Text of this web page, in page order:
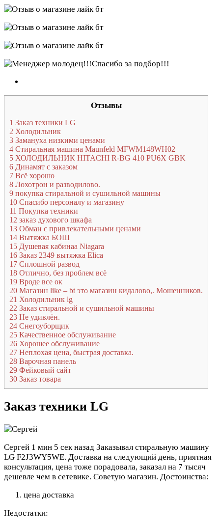
Отзывы
1 Заказ техники LG
2 Холодильник
3 Замануха низкими ценами
4 Стиральная машина Maunfeld MFWM148WH02
5 ХОЛОДИЛЬНИК HITACHI R-BG 410 PU6X GBK
6 Динамят с заказом
7 Всё хорошо
8 Лохотрон и разводилово.
9 покупка стиральной и сушильной машины
10 Спасибо персоналу и магазину
11 Покупка техники
12 заказ духового шкафа
13 Обман с привлекательными ценами
14 Вытяжка БОШ
15 Душевая кабинаа Niagara
16 Заказ 2349 вытяжка Elica
17 Сплошной развод
18 Отлично, без проблем всё
19 Вроде все ок
20 Магазин like – bt это магазин кидалово,. Мошенников.
21 Холодильник lg
22 Заказ стиральной и сушильной машины
23 Не удивлён.
24 Снегоуборщик
25 Качественное обслуживание
26 Хорошее обслуживание
27 Неплохая цена, быстрая доставка.
28 Варочная панель
29 Фейковый сайт
30 Заказ товара
Заказ техники LG
Сергей 1 мин 5 сек назад Заказывал стиральную машину
LG F2J3WY5WE. Доставка на следующий день, приятная
консультация, цена тоже порадовала, заказал на 7 тысяч
дешевле чем в сетевике. Советую магазин. Достоинства:
цена доставка
Недостатки: